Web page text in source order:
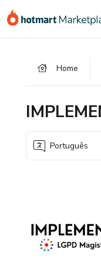
para
para
para
Home
Português